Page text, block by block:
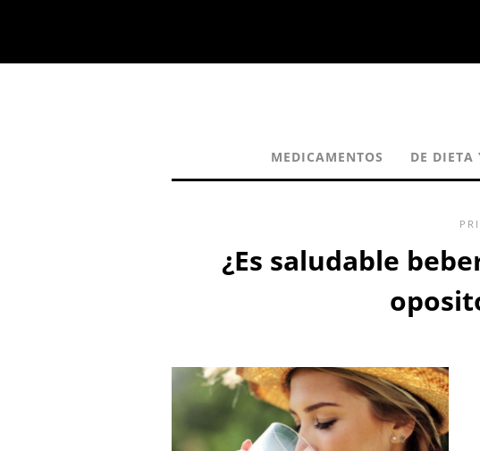
MEDICAMENTOS DE DIETA
¿Es saludable